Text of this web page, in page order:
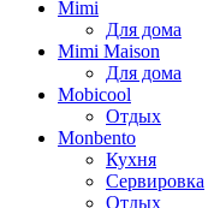
Mimi
Для дома
Mimi Maison
Для дома
Mobicool
Отдых
Monbento
Кухня
Сервировка
Отдых